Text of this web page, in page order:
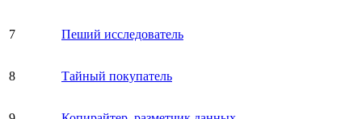
7 Пеший исследователь
8 Тайный покупатель